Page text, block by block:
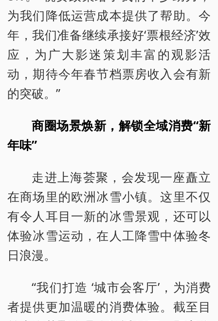
为我们降低运营成本提供了帮助。今
年，我们准备继续承接好‘票根经济’效
应，为广大影迷策划丰富的观影活
动，期待今年春节档票房收入会有新
的突破。”
商圈场景焕新，解锁全域消费“新
年味”
走进上海荟聚，会发现一座矗立
在商场里的欧洲冰雪小镇。这里不仅
有令人耳目一新的冰雪景观，还可以
体验冰雪运动，在人工降雪中体验冬
日浪漫。
“我们打造 ‘城市会客厅’，为消费
者提供更加温暖的消费体验。截至目